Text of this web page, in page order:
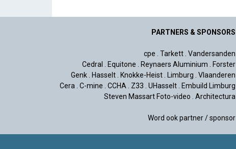
PARTNERS & SPONSORS
cpe . Tarkett. Vandersanden
Cedral . Equitone . Reynaers Aluminium . Forster
Genk. Hasselt. Knokke-Heist. Limburg . Vlaanderen
Cera. C-mine . CCHA. Z33 . UHasselt. Embuild Limburg
Steven Massart Foto-video . Architectura
Word ook partner / sponsor